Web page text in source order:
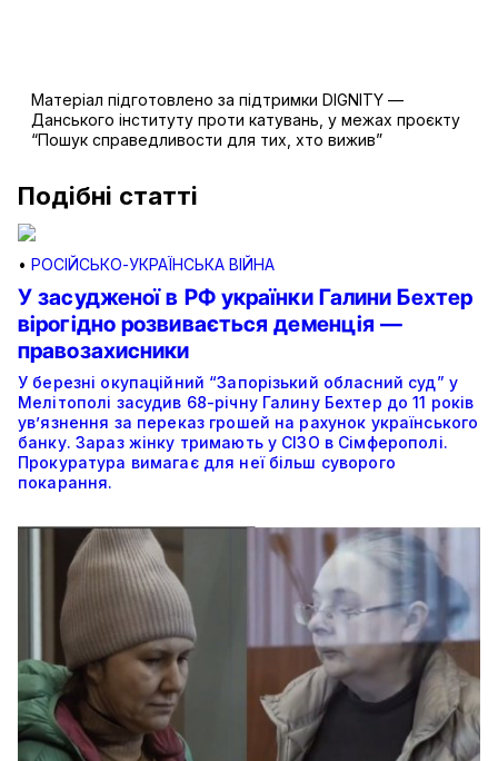
Матеріал підготовлено за підтримки DIGNITY —
Данського інституту проти катувань, у межах проєкту
“Пошук справедливости для тих, хто вижив”
Подібні статті
• РОСІЙСЬКО-УКРАЇНСЬКА ВІЙНА
У засудженої в РФ українки Галини Бехтер
вірогідно розвивається деменція —
правозахисники
У березні окупаційний “Запорізький обласний суд” у
Мелітополі засудив 68-річну Галину Бехтер до 11 років
ув’язнення за переказ грошей на рахунок українського
банку. Зараз жінку тримають у СІЗО в Сімферополі.
Прокуратура вимагає для неї більш суворого
покарання.